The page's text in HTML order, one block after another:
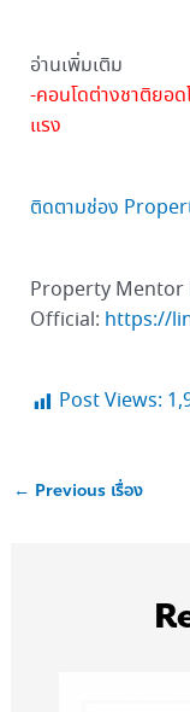
อ่านเพิ่มเติม
-คอนโดต่างชาติยอ
แรง
ติดตามช่อง
Property Mentor
Official: https://
Post Views:
← Previous เรื่อง